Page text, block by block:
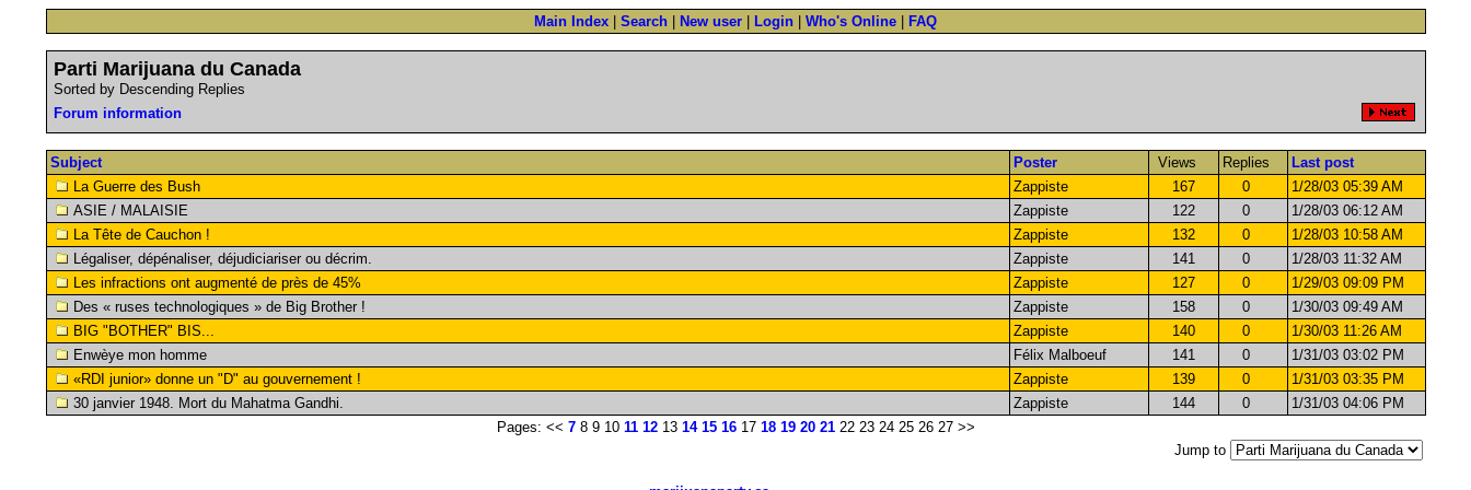
Main Index Search New user Login Who's Online FAQ
Parti Marijuana du Canada
Sorted by Descending Replies
Forum information
Subject Poster Views Replies
Last post
La Guerre des Bush
Zappiste 167 0
1/28/03 05:39 AM
ASIE / MALAISIE
Zappiste 122 0
1/28/03 06:12 AM
La Tête de Cauchon !
Zappiste 132 0
1/28/03 10:58 AM
Légaliser, dépénaliser, déjudiciariser ou décrim.
Zappiste 141 0
1/28/03 11:32 AM
Les infractions ont augmenté de près de 45%
Zappiste 127 0
1/29/03 09:09 PM
Des « ruses technologiques » de Big Brother !
Zappiste 158 0
1/30/03 09:49 AM
BIG "BOTHER" BIS...
Zappiste 140 0
1/30/03 11:26 AM
Enwèye mon homme
Félix Malboeuf 141 0
1/31/03 03:02 PM
«RDI junior» donne un "D" au gouvernement !
Zappiste 139 0
1/31/03 03:35 PM
30 janvier 1948. Mort du Mahatma Gandhi.
Zappiste 144 0
1/31/03 04:06 PM
Pages: << 78 9 10 11 1213 14 15 1617 18 19 20 2122 23 24 25 26 27 >>
Jump to